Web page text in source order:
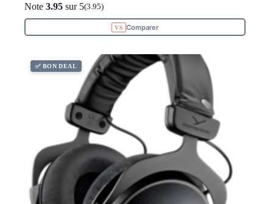
Note 3.95 sur 5(3.95)
Comparer
✅ BON DEAL